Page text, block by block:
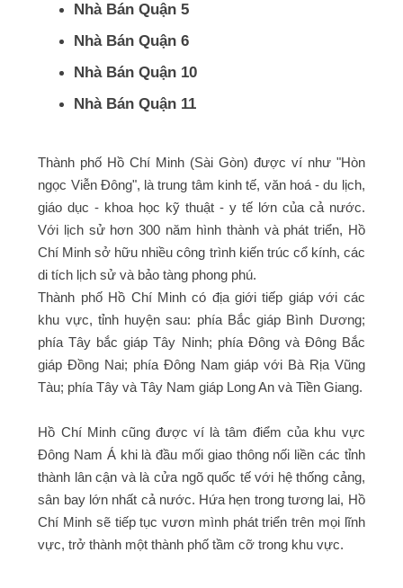
Nhà Bán Quận 5
Nhà Bán Quận 6
Nhà Bán Quận 10
Nhà Bán Quận 11
Thành phố Hồ Chí Minh (Sài Gòn) được ví như "Hòn
ngọc Viễn Đông", là trung tâm kinh tế, văn hoá - du lịch,
giáo dục - khoa học kỹ thuật - y tế lớn của cả nước.
Với lịch sử hơn 300 năm hình thành và phát triển, Hồ
Chí Minh sở hữu nhiều công trình kiến trúc cổ kính, các
di tích lịch sử và bảo tàng phong phú.
Thành phố Hồ Chí Minh có địa giới tiếp giáp với các
khu vực, tỉnh huyện sau: phía Bắc giáp Bình Dương;
phía Tây bắc giáp Tây Ninh; phía Đông và Đông Bắc
giáp Đồng Nai; phía Đông Nam giáp với Bà Rịa Vũng
Tàu; phía Tây và Tây Nam giáp Long An và Tiền Giang.
Hồ Chí Minh cũng được ví là tâm điểm của khu vực
Đông Nam Á khi là đầu mối giao thông nối liền các tỉnh
thành lân cận và là cửa ngõ quốc tế với hệ thống cảng,
sân bay lớn nhất cả nước. Hứa hẹn trong tương lai, Hồ
Chí Minh sẽ tiếp tục vươn mình phát triển trên mọi lĩnh
vực, trở thành một thành phố tầm cỡ trong khu vực.